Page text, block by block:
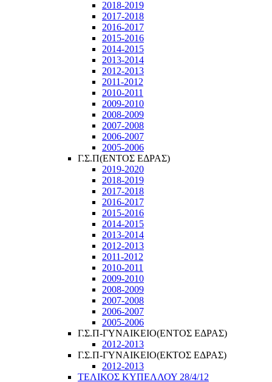
2018-2019
2017-2018
2016-2017
2015-2016
2014-2015
2013-2014
2012-2013
2011-2012
2010-2011
2009-2010
2008-2009
2007-2008
2006-2007
2005-2006
Γ.Σ.Π(ΕΝΤΟΣ ΕΔΡΑΣ)
2019-2020
2018-2019
2017-2018
2016-2017
2015-2016
2014-2015
2013-2014
2012-2013
2011-2012
2010-2011
2009-2010
2008-2009
2007-2008
2006-2007
2005-2006
Γ.Σ.Π-ΓΥΝΑΙΚΕΙΟ(ΕΝΤΟΣ ΕΔΡΑΣ)
2012-2013
Γ.Σ.Π-ΓΥΝΑΙΚΕΙΟ(ΕΚΤΟΣ ΕΔΡΑΣ)
2012-2013
ΤΕΛΙΚΟΣ ΚΥΠΕΛΛΟΥ 28/4/12